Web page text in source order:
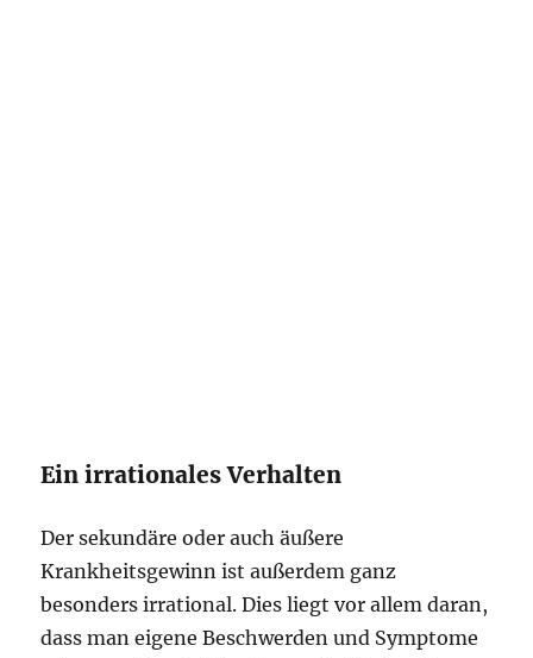
Ein irrationales Verhalten
Der sekundäre oder auch äußere
Krankheitsgewinn ist außerdem ganz
besonders irrational. Dies liegt vor allem daran,
dass man eigene Beschwerden und Symptome